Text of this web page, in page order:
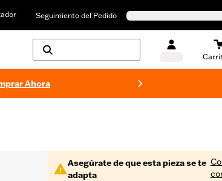
Seguimiento del Pedido
Ahora
Asegúrate de que esta pieza se te
adapta